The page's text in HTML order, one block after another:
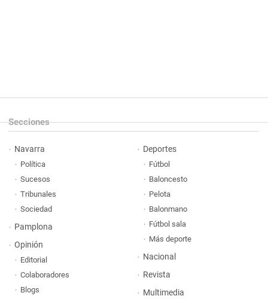
Secciones
Navarra
Política
Sucesos
Tribunales
Sociedad
Pamplona
Opinión
Editorial
Colaboradores
Blogs
Deportes
Fútbol
Baloncesto
Pelota
Balonmano
Fútbol sala
Más deporte
Nacional
Revista
Multimedia